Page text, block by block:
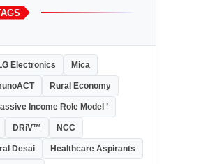
Electronics Mica
Rural Economy
Income Role Model ’
DRiV™ NCC
Desai Healthcare Aspirants